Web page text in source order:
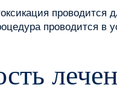
проводится
проводится в